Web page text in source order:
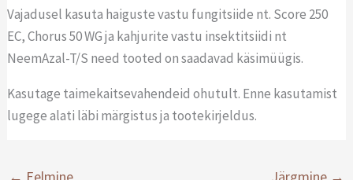
Vajadusel kasuta haiguste vastu fungitsiide nt. Score 250
EC, Chorus 50 WG ja kahjurite vastu insektitsiidi nt
NeemAzal-T/S need tooted on saadavad käsimüügis.
Kasutage taimekaitsevahendeid ohutult. Enne kasutamist
lugege alati läbi märgistus ja tootekirjeldus.
← Eelmine Järgmine →